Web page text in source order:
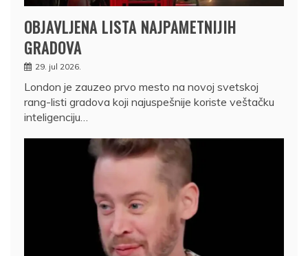
OBJAVLJENA LISTA NAJPAMETNIJIH
GRADOVA
29. jul 2026.
London je zauzeo prvo mesto na novoj svetskoj
rang-listi gradova koji najuspešnije koriste veštačku
inteligenciju…